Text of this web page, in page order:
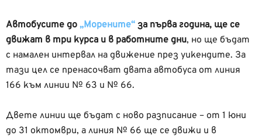
Автобусите до „Морените“ за първа година, ще се
движат в три курса и в работните дни, но ще бъдат
с намален интервал на движение през уикендите. За
тази цел се пренасочват двата автобуса от линия
166 към линии № 63 и № 66.
Двете линии ще бъдат с ново разписание – от 1 юни
до 31 октомври, а линия № 66 ще се движи и в